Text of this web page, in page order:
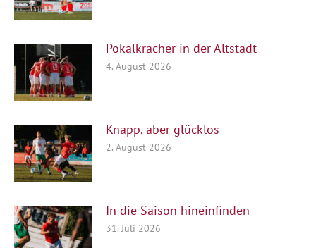
Pokalkracher in der Altstadt
4. August 2026
Knapp, aber glücklos
2. August 2026
In die Saison hineinfinden
31. Juli 2026